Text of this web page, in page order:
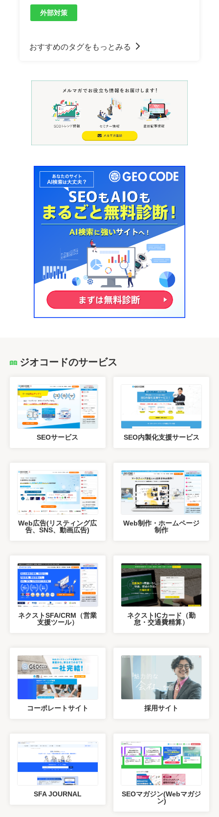
外部対策
おすすめのタグをもっとみる
ジオコードのサービス
SEOサービス SEO内製化支援サービス
Web広告(リスティング広
告、SNS、動画広告)
Web制作・ホームページ
制作
ネクストSFA/CRM（営業
支援ツール）
ネクストICカード（勤
怠・交通費精算）
コーポレートサイト 採用サイト
SFA JOURNAL
SEOマガジン(Webマガジ
ン)